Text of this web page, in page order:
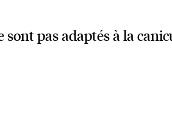
pas adaptés à la